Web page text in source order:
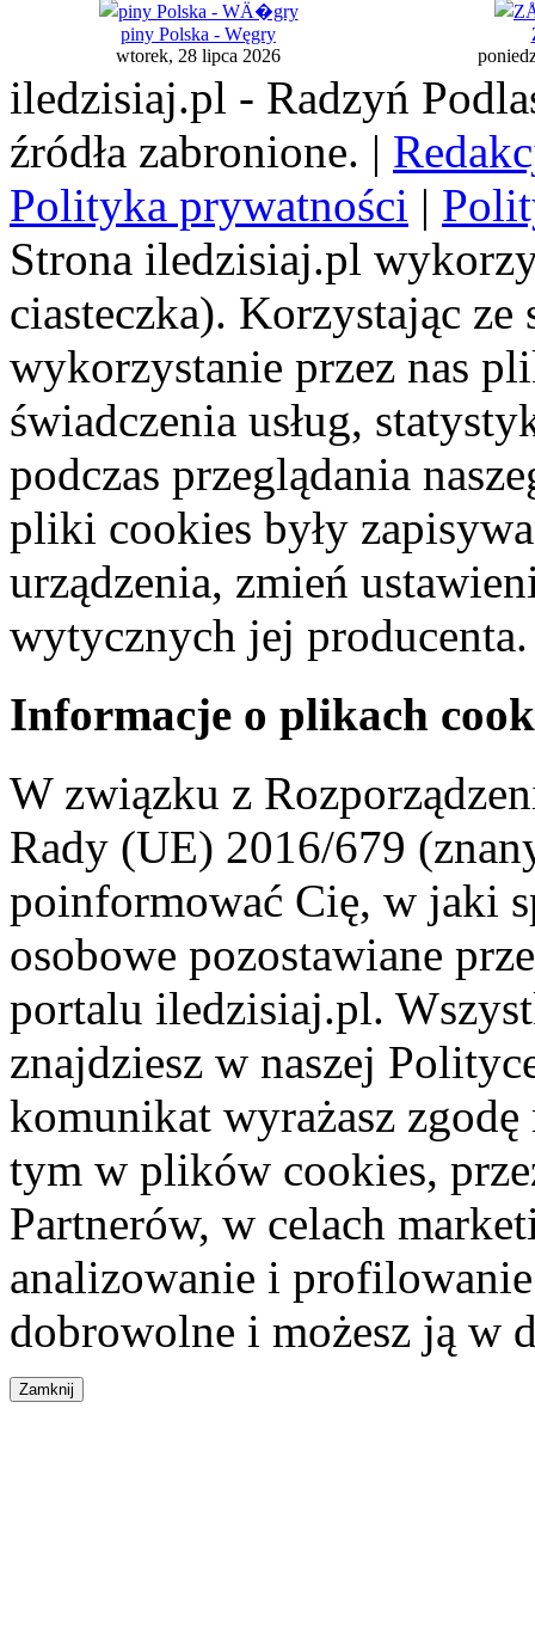
piny Polska - Węgry
wtorek, 28 lipca 2026
iledzisiaj.pl - Radzyń
źródła zabronione. |
Polityka prywatności |
Strona iledzisiaj.pl
ciasteczka). Korzystając
wykorzystanie przez nas
świadczenia usług,
podczas przeglądania
pliki cookies były
urządzenia, zmień
wytycznych jej producenta.
Informacje o plikach
W związku z
Rady (UE) 2016/679
poinformować Cię, w jaki
osobowe pozostawiane
portalu iledzisiaj.pl.
znajdziesz w naszej
komunikat wyrażasz
tym w plików cookies,
Partnerów, w celach
analizowanie i
dobrowolne i możesz ją w